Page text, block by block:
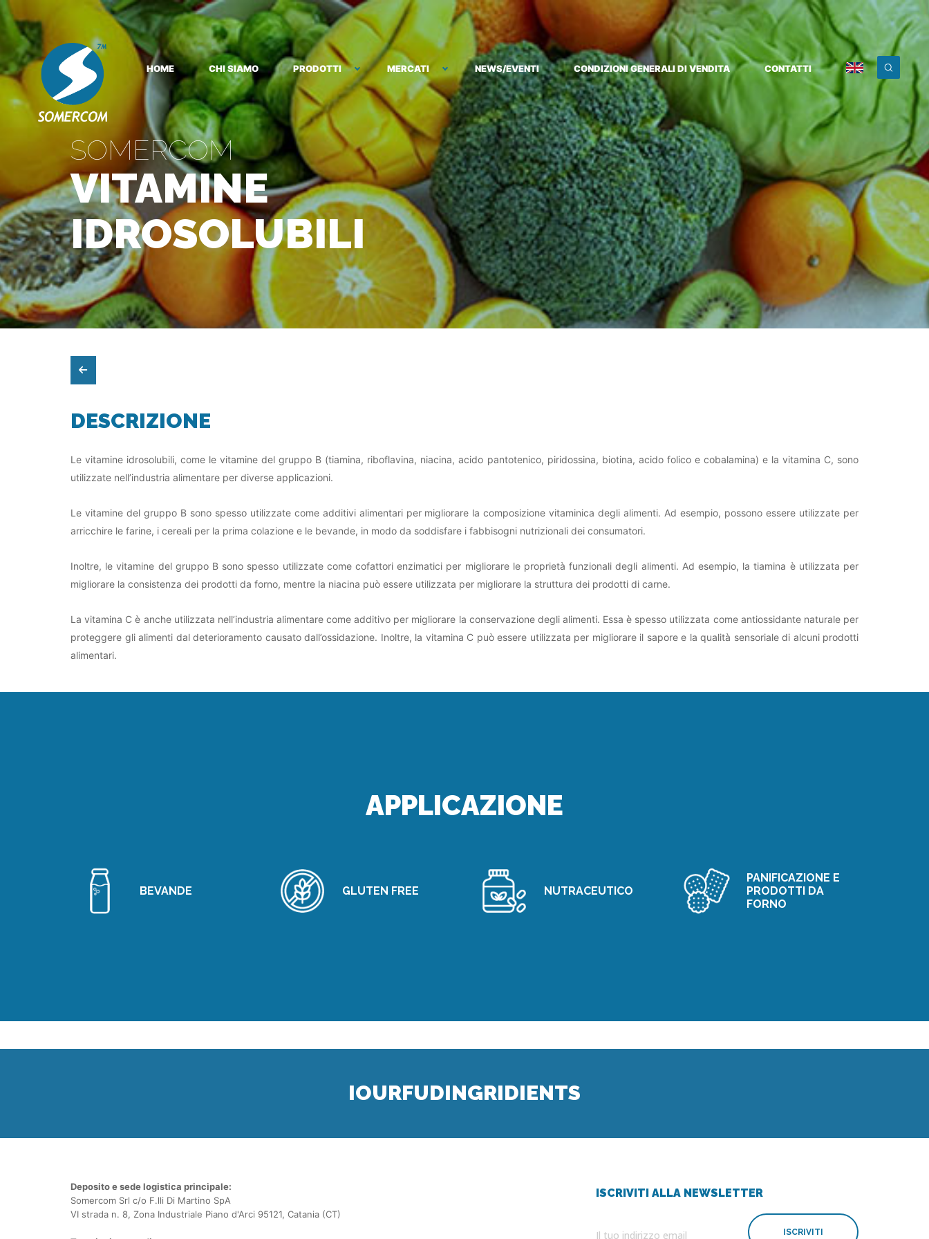
HOME CHI SIAMO PRODOTTI MERCATI NEWS/EVENTI CONDIZIONI GENERALI DI VENDITA CONTATTI
SOMERCOM
VITAMINE
IDROSOLUBILI
DESCRIZIONE
Le vitamine idrosolubili, come le vitamine del gruppo B (tiamina, riboflavina, niacina, acido pantotenico, piridossina, biotina, acido folico e cobalamina) e la vitamina C, sono
utilizzate nell’industria alimentare per diverse applicazioni.
Le vitamine del gruppo B sono spesso utilizzate come additivi alimentari per migliorare la composizione vitaminica degli alimenti. Ad esempio, possono essere utilizzate per
arricchire le farine, i cereali per la prima colazione e le bevande, in modo da soddisfare i fabbisogni nutrizionali dei consumatori.
Inoltre, le vitamine del gruppo B sono spesso utilizzate come cofattori enzimatici per migliorare le proprietà funzionali degli alimenti. Ad esempio, la tiamina è utilizzata per
migliorare la consistenza dei prodotti da forno, mentre la niacina può essere utilizzata per migliorare la struttura dei prodotti di carne.
La vitamina C è anche utilizzata nell’industria alimentare come additivo per migliorare la conservazione degli alimenti. Essa è spesso utilizzata come antiossidante naturale per
proteggere gli alimenti dal deterioramento causato dall’ossidazione. Inoltre, la vitamina C può essere utilizzata per migliorare il sapore e la qualità sensoriale di alcuni prodotti
alimentari.
APPLICAZIONE
BEVANDE GLUTEN FREE NUTRACEUTICO
PANIFICAZIONE E
PRODOTTI DA
FORNO
IOURFUDINGRIDIENTS
Deposito e sede logistica principale:
Somercom Srl c/o F.lli Di Martino SpA
VI strada n. 8, Zona Industriale Piano d'Arci 95121, Catania (CT)
ISCRIVITI ALLA NEWSLETTER
ISCRIVITI